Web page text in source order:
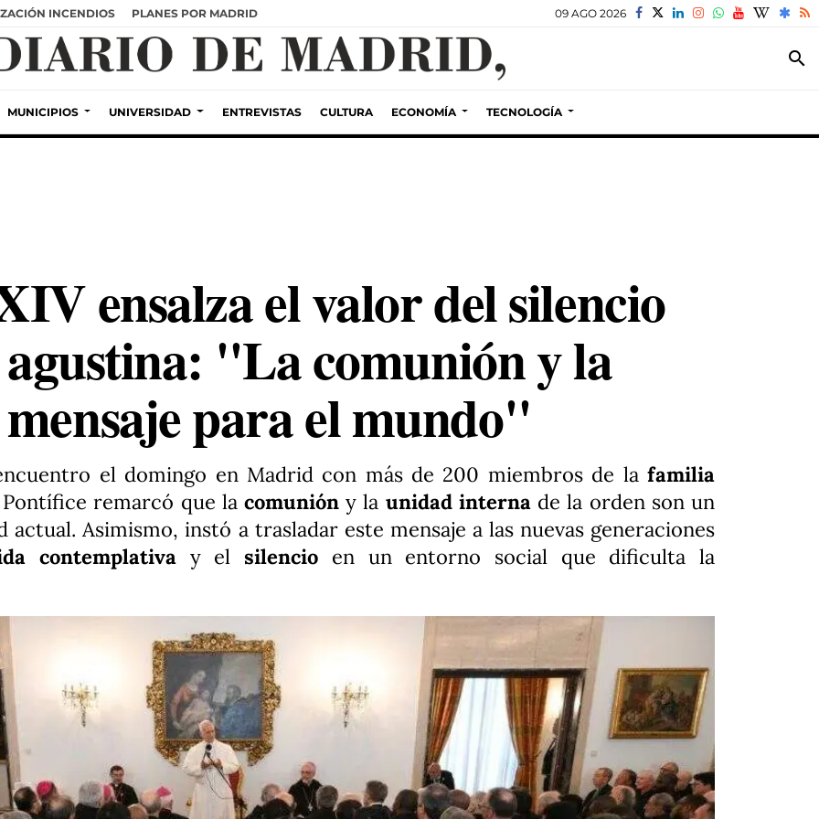
INCENDIOS PLANES POR MADRID 09 AGO 2026
search
MUNICIPIOS UNIVERSIDAD ENTREVISTAS CULTURA ECONOMÍA TECNOLOGÍA
ensalza el valor del silencio
"La comunión y la
para el mundo"
el domingo en Madrid con más de 200 miembros de la familia
remarcó que la comunióny la unidad interna de la orden son un
Asimismo, instó a trasladar este mensaje a las nuevas generaciones
contemplativay elsilencio en un entorno social que dificulta la